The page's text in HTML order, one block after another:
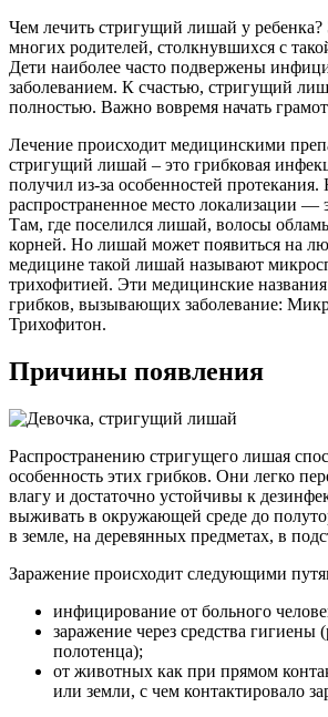
Чем лечить стригущий лишай у ребенка?
многих родителей, столкнувшихся с
Дети наиболее часто подвержены
заболеванием. К счастью, стригущий
полностью. Важно вовремя начать
Лечение происходит медицинскими
стригущий лишай – это грибковая
получил из-за особенностей протекания.
распространенное место локализации —
Там, где поселился лишай, волосы
корней. Но лишай может появиться на
медицине такой лишай называют
трихофитией. Эти медицинские
грибков, вызывающих заболевание:
Трихофитон.
Причины появления
Распространению стригущего лишая
особенность этих грибков. Они легко
влагу и достаточно устойчивы к
выживать в окружающей среде до
в земле, на деревянных предметах, в
Заражение происходит следующими
инфицирование от больного
заражение через средства гигиены
полотенца);
от животных как при прямом
или земли, с чем контактировало